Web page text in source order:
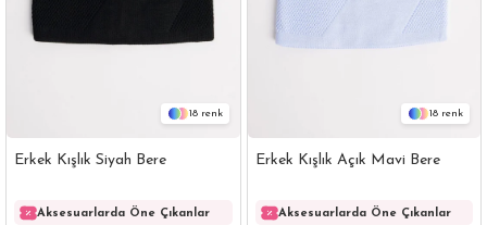
18
Erkek Kışlık Siyah Bere
Aksesuarlarda Öne Çıkanlar
18
Erkek Kışlık Açık Mavi Bere
Aksesuarlarda Öne Çıkanlar